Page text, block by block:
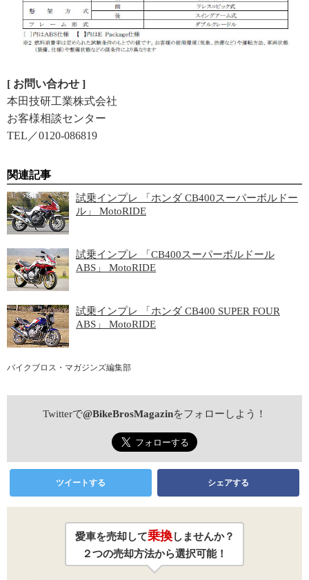
[ お問い合わせ ]
本田技研工業株式会社
お客様相談センター
TEL／0120-086819
関連記事
試乗インプレ 「ホンダ CB400スーパーボルドー
ル」 MotoRIDE
試乗インプレ 「CB400スーパーボルドール
ABS」 MotoRIDE
試乗インプレ 「ホンダ CB400 SUPER FOUR
ABS」 MotoRIDE
バイクブロス・マガジンズ編集部
Twitterで@BikeBrosMagazinをフォローしよう！
ツイートする シェアする
愛車を売却して乗換しませんか？
２つの売却方法から選択可能！